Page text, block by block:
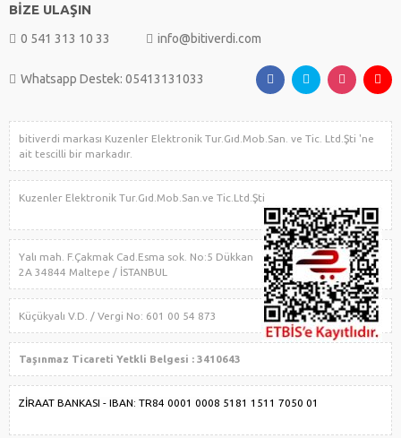
BİZE ULAŞIN
0 541 313 10 33 info@bitiverdi.com
Whatsapp Destek: 05413131033
bitiverdi markası Kuzenler Elektronik Tur.Gıd.Mob.San. ve Tic. Ltd.Şti 'ne
ait tescilli bir markadır.
Kuzenler Elektronik Tur.Gıd.Mob.San.ve Tic.Ltd.Şti
Yalı mah. F.Çakmak Cad.Esma sok. No:5 Dükkan
2A 34844 Maltepe / İSTANBUL
Küçükyalı V.D. / Vergi No: 601 00 54 873
Taşınmaz Ticareti Yetkli Belgesi : 3410643
ZİRAAT BANKASI - IBAN: TR84 0001 0008 5181 1511 7050 01